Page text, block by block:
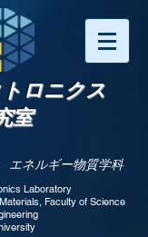
ロニクス
室
ネルギー物質学科
Laboratory
Faculty of Science